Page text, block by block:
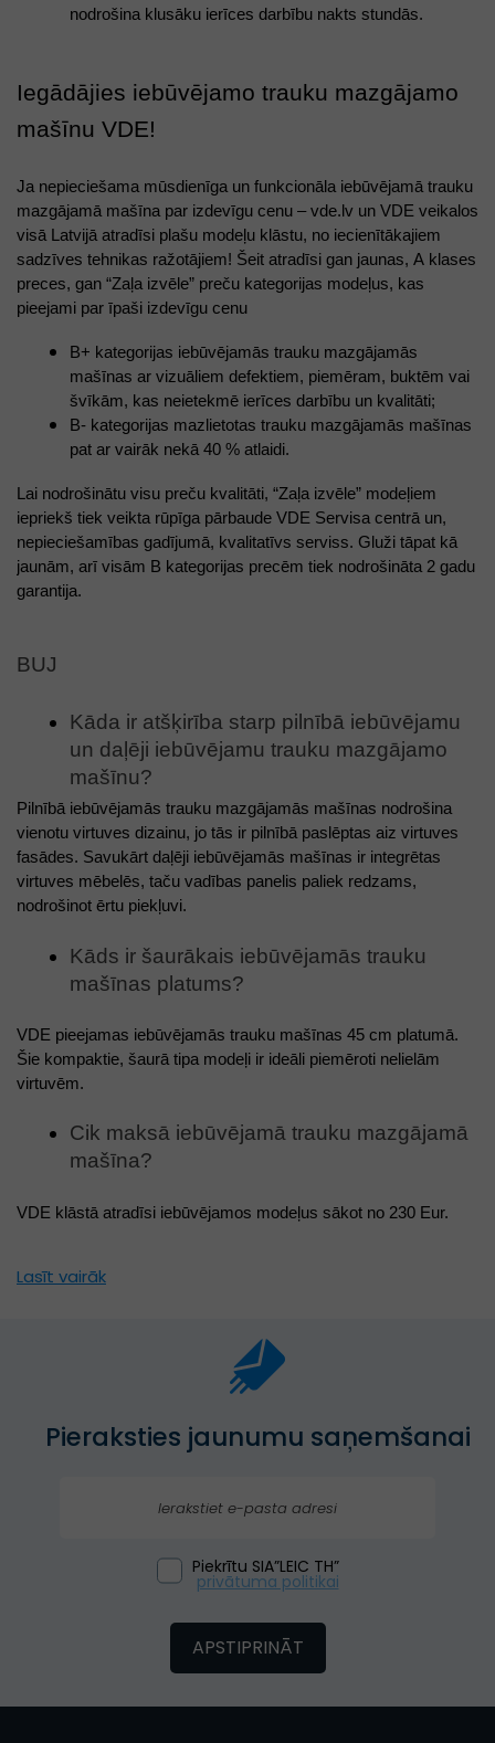
nodrošina klusāku ierīces darbību nakts stundās.
Iegādājies iebūvējamo trauku mazgājamo
mašīnu VDE!
Ja nepieciešama mūsdienīga un funkcionāla iebūvējamā trauku
mazgājamā mašīna par izdevīgu cenu – vde.lv un VDE veikalos
visā Latvijā atradīsi plašu modeļu klāstu, no iecienītākajiem
sadzīves tehnikas ražotājiem! Šeit atradīsi gan jaunas, A klases
preces, gan “Zaļa izvēle” preču kategorijas modeļus, kas
pieejami par īpaši izdevīgu cenu
B+ kategorijas iebūvējamās trauku mazgājamās
mašīnas ar vizuāliem defektiem, piemēram, buktēm vai
švīkām, kas neietekmē ierīces darbību un kvalitāti;
B- kategorijas mazlietotas trauku mazgājamās mašīnas
pat ar vairāk nekā 40 % atlaidi.
Lai nodrošinātu visu preču kvalitāti, “Zaļa izvēle” modeļiem
iepriekš tiek veikta rūpīga pārbaude VDE Servisa centrā un,
nepieciešamības gadījumā, kvalitatīvs serviss. Gluži tāpat kā
jaunām, arī visām B kategorijas precēm tiek nodrošināta 2 gadu
garantija.
BUJ
Kāda ir atšķirība starp pilnībā iebūvējamu
un daļēji iebūvējamu trauku mazgājamo
mašīnu?
Pilnībā iebūvējamās trauku mazgājamās mašīnas nodrošina
vienotu virtuves dizainu, jo tās ir pilnībā paslēptas aiz virtuves
fasādes. Savukārt daļēji iebūvējamās mašīnas ir integrētas
virtuves mēbelēs, taču vadības panelis paliek redzams,
nodrošinot ērtu piekļuvi.
Kāds ir šaurākais iebūvējamās trauku
mašīnas platums?
VDE pieejamas iebūvējamās trauku mašīnas 45 cm platumā.
Šie kompaktie, šaurā tipa modeļi ir ideāli piemēroti nelielām
virtuvēm.
Cik maksā iebūvējamā trauku mazgājamā
mašīna?
VDE klāstā atradīsi iebūvējamos modeļus sākot no 230 Eur.
Lasīt vairāk
Pieraksties jaunumu saņemšanai
Piekrītu SIA”LEIC TH”
privātuma politikai
APSTIPRINĀT